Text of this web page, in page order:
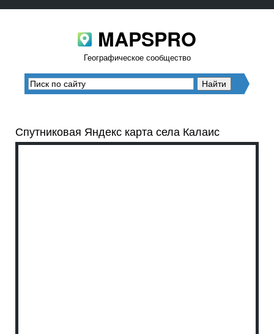
MAPSPRO
Географическое сообщество
Спутниковая Яндекс карта села Калаис